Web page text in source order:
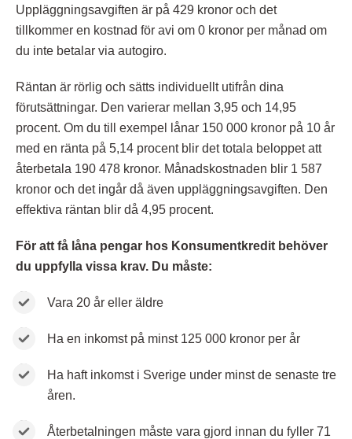
Uppläggningsavgiften är på 429 kronor och det
tillkommer en kostnad för avi om 0 kronor per månad om
du inte betalar via autogiro.
Räntan är rörlig och sätts individuellt utifrån dina
förutsättningar. Den varierar mellan 3,95 och 14,95
procent. Om du till exempel lånar 150 000 kronor på 10 år
med en ränta på 5,14 procent blir det totala beloppet att
återbetala 190 478 kronor. Månadskostnaden blir 1 587
kronor och det ingår då även uppläggningsavgiften. Den
effektiva räntan blir då 4,95 procent.
För att få låna pengar hos Konsumentkredit behöver
du uppfylla vissa krav. Du måste:
Vara 20 år eller äldre
Ha en inkomst på minst 125 000 kronor per år
Ha haft inkomst i Sverige under minst de senaste tre
åren.
Återbetalningen måste vara gjord innan du fyller 71